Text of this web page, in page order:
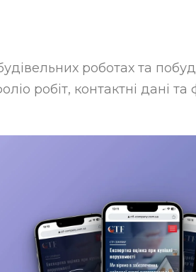
роботах та
робіт, контактні дані